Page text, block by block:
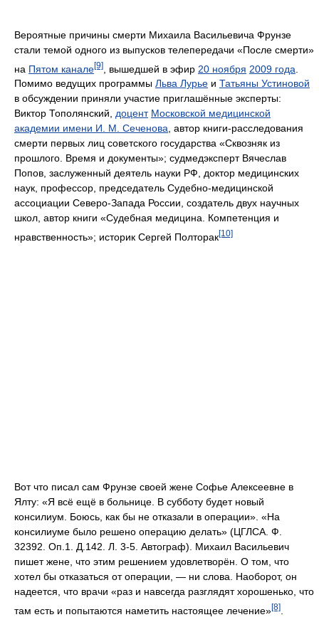
Вероятные причины смерти Михаила Васильевича Фрунзе
стали темой одного из выпусков телепередачи «После смерти»
на Пятом канале[9] , вышедшей в эфир 20 ноября 2009 года
Помимо ведущих программы Льва Лурье и Татьяны Устиновой
в обсуждении приняли участие приглашённые эксперты:
Виктор Тополянский, доцент Московской медицинской
академии имени И. М. Сеченова, автор книги-расследования
смерти первых лиц советского государства «Сквозняк из
прошлого. Время и документы»; судмедэксперт Вячеслав
Попов, заслуженный деятель науки РФ, доктор медицинских
наук, профессор, председатель Судебно-медицинской
ассоциации Северо-Запада России, создатель двух научных
школ, автор книги «Судебная медицина. Компетенция и
нравственность»; историк Сергей Полторак[10]
Вот что писал сам Фрунзе своей жене Софье Алексеевне в
Ялту: «Я всё ещё в больнице. В субботу будет новый
консилиум. Боюсь, как бы не отказали в операции». «На
консилиуме было решено операцию делать» (ЦГЛСА. Ф.
32392. Оп.1. Д.142. Л. 3-5. Автограф). Михаил Васильевич
пишет жене, что этим решением удовлетворён. О том, что
хотел бы отказаться от операции, — ни слова. Наоборот, он
надеется, что врачи «раз и навсегда разглядят хорошенько, что
там есть и попытаются наметить настоящее лечение»[8]